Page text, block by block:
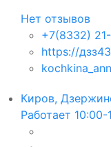
Нет отзывов
+7(8332)
https://
Киров,
Работает 10:00-